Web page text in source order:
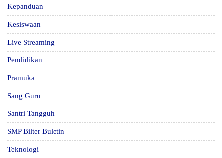
Kepanduan
Kesiswaan
Live Streaming
Pendidikan
Pramuka
Sang Guru
Santri Tangguh
SMP Bilter Buletin
Teknologi